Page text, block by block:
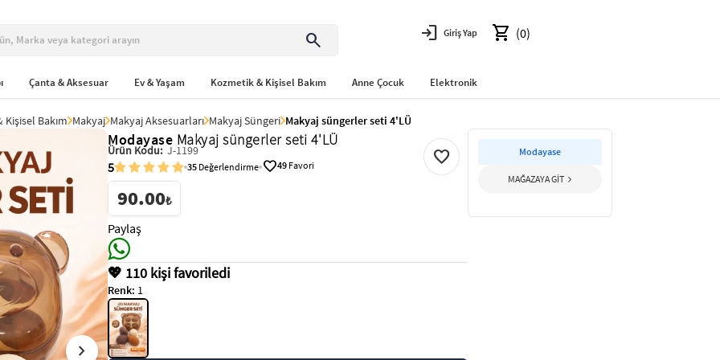
search login Giriş Yap shopping_cart (0)
Çanta & Aksesuar Ev & Yaşam Kozmetik & Kişisel Bakım Anne Çocuk Elektronik
Bakım Makyaj Makyaj Aksesuarları Makyaj Süngeri Makyaj süngerler seti 4'LÜ
chevron_right
Modayase Makyaj süngerler seti 4'LÜ
Ürün Kodu: J-1199
5 35 Değerlendirme favorite49 Favori
90.00₺
favorite
Paylaş
💖 110 kişi favoriledi
Renk: 1
Modayase
MAĞAZAYA GİT